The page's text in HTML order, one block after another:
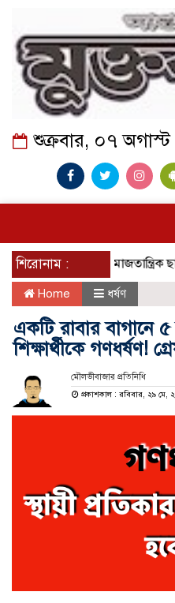
শুক্রবার, ০৭
শিরোনাম :সমাজতান্ত্রিক
Home ধর্ষণ
একটি রাবার বাগানে
শিক্ষার্থীকে গণধর্ষণ!
মৌলভীবাজার প্রতিনিধি
প্রকাশকাল : রবিবার, ২৯ মে,